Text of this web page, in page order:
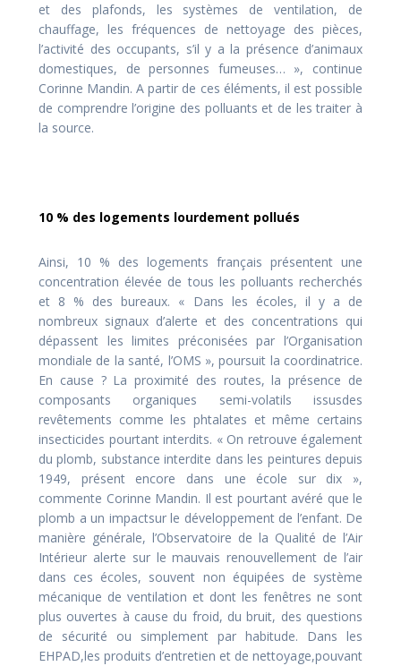
et des plafonds, les systèmes de ventilation, de
chauffage, les fréquences de nettoyage des pièces,
l’activité des occupants, s’il y a la présence d’animaux
domestiques, de personnes fumeuses… », continue
Corinne Mandin. A partir de ces éléments, il est possible
de comprendre l’origine des polluants et de les traiter à
la source.
10 % des logements lourdement pollués
Ainsi, 10 % des logements français présentent une
concentration élevée de tous les polluants recherchés
et 8 % des bureaux. « Dans les écoles, il y a de
nombreux signaux d’alerte et des concentrations qui
dépassent les limites préconisées par l’Organisation
mondiale de la santé, l’OMS », poursuit la coordinatrice.
En cause ? La proximité des routes, la présence de
composants organiques semi-volatils issusdes
revêtements comme les phtalates et même certains
insecticides pourtant interdits. « On retrouve également
du plomb, substance interdite dans les peintures depuis
1949, présent encore dans une école sur dix »,
commente Corinne Mandin. Il est pourtant avéré que le
plomb a un impactsur le développement de l’enfant. De
manière générale, l’Observatoire de la Qualité de l’Air
Intérieur alerte sur le mauvais renouvellement de l’air
dans ces écoles, souvent non équipées de système
mécanique de ventilation et dont les fenêtres ne sont
plus ouvertes à cause du froid, du bruit, des questions
de sécurité ou simplement par habitude. Dans les
EHPAD,les produits d’entretien et de nettoyage,pouvant